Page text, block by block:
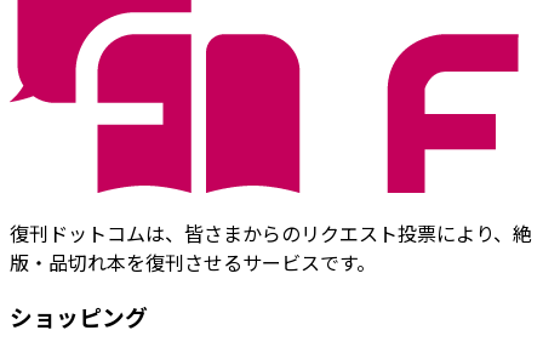
復刊ドットコムは、皆さまからのリクエスト投票により、絶
版・品切れ本を復刊させるサービスです。
ショッピング